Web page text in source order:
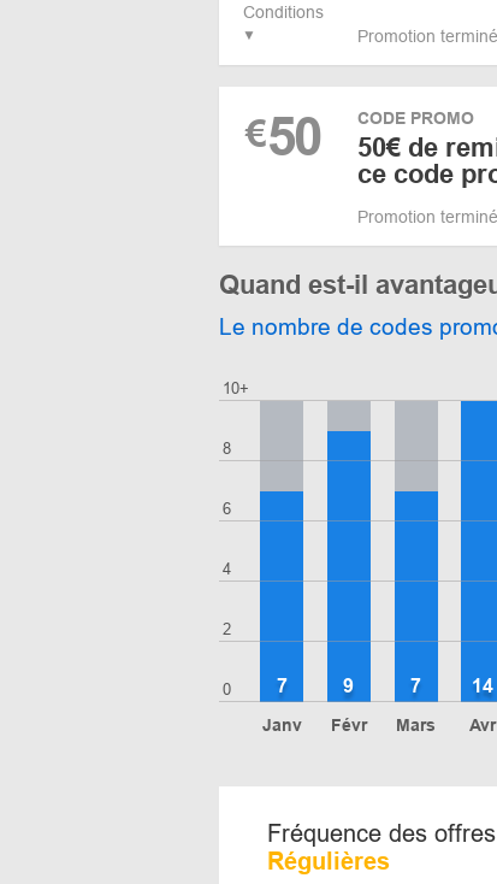
Conditions
Promotion
€50 CODE PROMO
50€ de
ce code
Promotion
Quand est-il
Le nombre de codes
0
2
4
6
8
10+
Janv
7
Févr
9
Mars
7
Avr
14
Fréquence des offres
Régulières